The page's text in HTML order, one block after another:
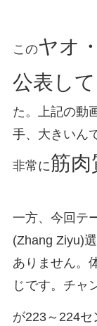
このヤオ
公表し
た。上記の動
手、大きいん
非常に筋肉
一方、今回テ
(Zhang Ziyu)
ありません。
じです。チャ
が223～224セ